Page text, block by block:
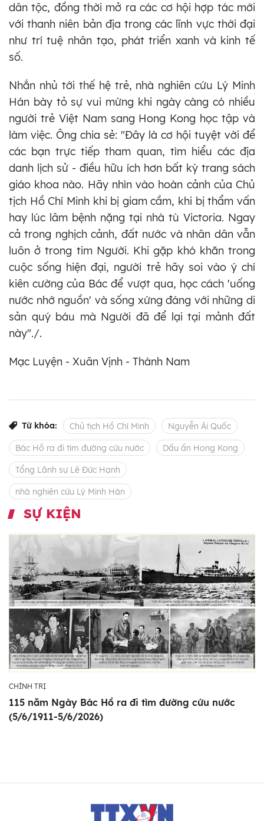
dân tộc, đồng thời mở ra các cơ hội hợp tác mới
với thanh niên bản địa trong các lĩnh vực thời đại
như trí tuệ nhân tạo, phát triển xanh và kinh tế
số.
Nhắn nhủ tới thế hệ trẻ, nhà nghiên cứu Lý Minh
Hán bày tỏ sự vui mừng khi ngày càng có nhiều
người trẻ Việt Nam sang Hong Kong học tập và
làm việc. Ông chia sẻ: "Đây là cơ hội tuyệt vời để
các bạn trực tiếp tham quan, tìm hiểu các địa
danh lịch sử - điều hữu ích hơn bất kỳ trang sách
giáo khoa nào. Hãy nhìn vào hoàn cảnh của Chủ
tịch Hồ Chí Minh khi bị giam cầm, khi bị thẩm vấn
hay lúc lâm bệnh nặng tại nhà tù Victoria. Ngay
cả trong nghịch cảnh, đất nước và nhân dân vẫn
luôn ở trong tim Người. Khi gặp khó khăn trong
cuộc sống hiện đại, người trẻ hãy soi vào ý chí
kiên cường của Bác để vượt qua, học cách 'uống
nước nhớ nguồn' và sống xứng đáng với những di
sản quý báu mà Người đã để lại tại mảnh đất
này"./.
Mạc Luyện - Xuân Vịnh - Thành Nam
Từ khóa: Chủ tịch Hồ Chí Minh Nguyễn Ái Quốc
Bác Hồ ra đi tìm đường cứu nước Dấu ấn Hong Kong
Tổng Lãnh sự Lê Đức Hạnh
nhà nghiên cứu Lý Minh Hán
SỰ KIỆN
CHÍNH TRỊ
115 năm Ngày Bác Hồ ra đi tìm đường cứu nước
(5/6/1911-5/6/2026)